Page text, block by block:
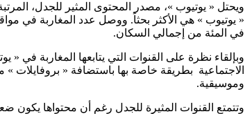
ويحتل « يوتيوب »، مصدر المحتوى المثير للجدل،
في المئة من إجمالي السكان.
وبإلقاء نظرة على القنوات التي يتابعها المغاربة في
الاجتماعية بطريقة خاصة بها باستضافة « بروفايلات »
وموسيقية.